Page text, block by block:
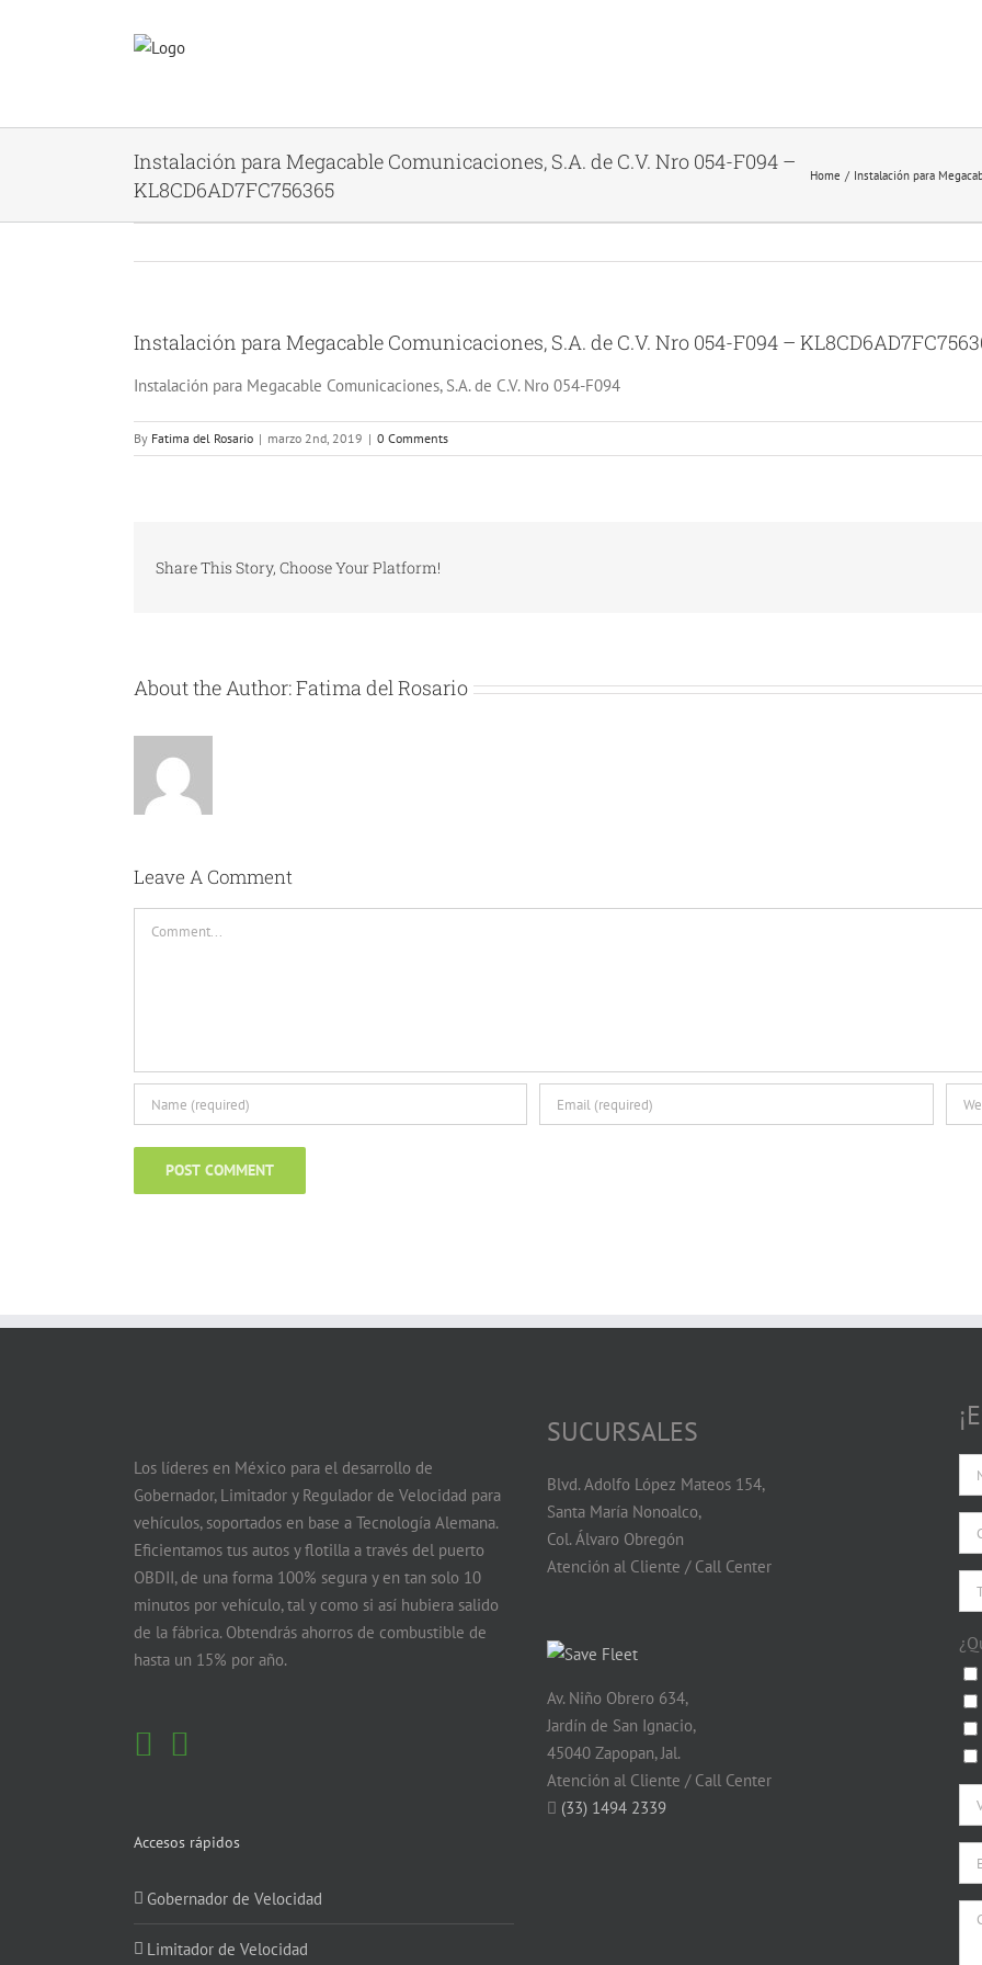
Instalación para Megacable Comunicaciones, S.A. de C.V. Nro 054-F094 –
KL8CD6AD7FC756365
Home Instalación para
View
Image
Instalación para Megacable Comunicaciones, S.A. de C.V. Nro 054-F094 –
Instalación para Megacable Comunicaciones, S.A. de C.V. Nro 054-F094
By Fatima del Rosario | marzo 2nd, 2019 | 0 Comments
Share This Story, Choose Your Platform!
About the Author:Fatima del Rosario
Leave A Comment
Los líderes en México para el desarrollo de
Gobernador, Limitador y Regulador de Velocidad para
vehículos, soportados en base a Tecnología Alemana.
Eficientamos tus autos y flotilla a través del puerto
OBDII, de una forma 100% segura y en tan solo 10
minutos por vehículo, tal y como si así hubiera salido
de la fábrica. Obtendrás ahorros de combustible de
hasta un 15% por año.
Accesos rápidos
Gobernador de Velocidad
Limitador de Velocidad
SUCURSALES
Blvd. Adolfo López Mateos 154,
Santa María Nonoalco,
Col. Álvaro Obregón
Atención al Cliente / Call Center
Av. Niño Obrero 634,
Jardín de San Ignacio,
45040 Zapopan, Jal.
Atención al Cliente / Call Center
(33) 1494 2339